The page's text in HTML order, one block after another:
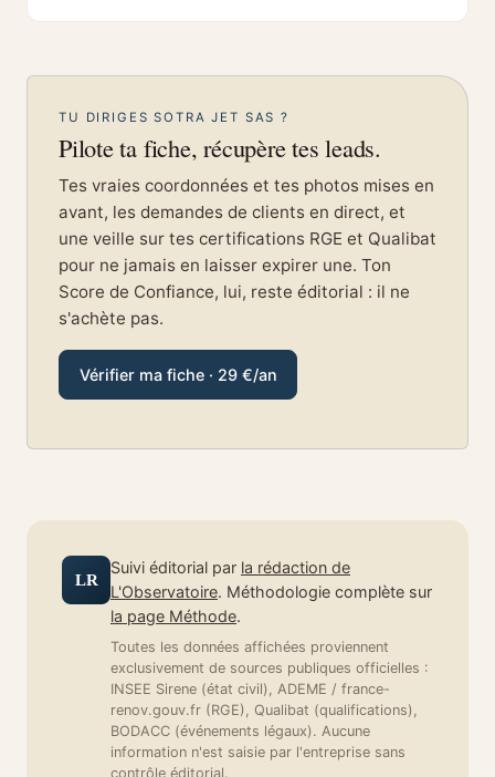
TU DIRIGES SOTRA JET SAS ?
Pilote ta fiche, récupère tes leads.
Tes vraies coordonnées et tes photos mises en
avant, les demandes de clients en direct, et
une veille sur tes certifications RGE et Qualibat
pour ne jamais en laisser expirer une. Ton
Score de Confiance, lui, reste éditorial : il ne
s'achète pas.
Vérifier ma fiche · 29 €/an
LR
Suivi éditorial par la rédaction de
L'Observatoire. Méthodologie complète sur
la page Méthode.
Toutes les données affichées proviennent
exclusivement de sources publiques officielles :
INSEE Sirene (état civil), ADEME / france-
renov.gouv.fr (RGE), Qualibat (qualifications),
BODACC (événements légaux). Aucune
information n'est saisie par l'entreprise sans
contrôle éditorial.